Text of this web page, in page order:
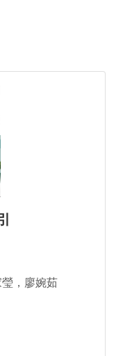
，廖婉茹